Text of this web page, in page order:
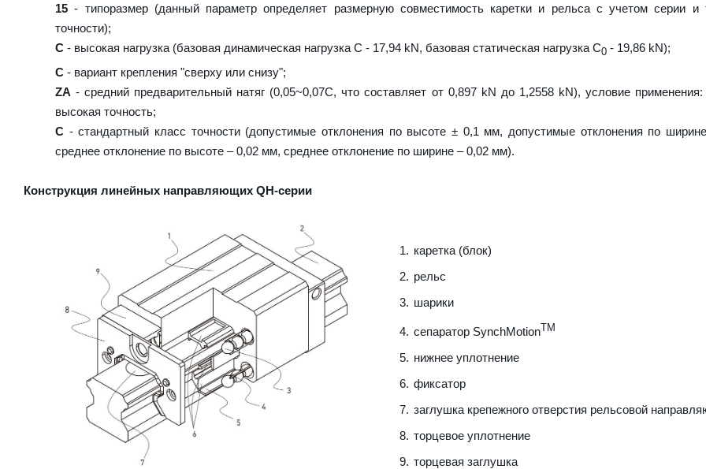
15 - типоразмер (данный параметр определяет размерную совместимость каретки и рельса с учетом серии и
точности);
C - высокая нагрузка (базовая динамическая нагрузка C - 17,94 kN, базовая статическая нагрузка С0 - 19,86 kN);
C - вариант крепления "сверху или снизу";
ZA - средний предварительный натяг (0,05~0,07C, что составляет от 0,897 kN до 1,2558 kN), условие применения:
высокая точность;
C - стандартный класс точности (допустимые отклонения по высоте ± 0,1 мм, допустимые отклонения по
среднее отклонение по высоте – 0,02 мм, среднее отклонение по ширине – 0,02 мм).
Конструкция линейных направляющих QН-серии
каретка (блок)
рельс
шарики
сепаратор SynchMotionTM
нижнее уплотнение
фиксатор
заглушка крепежного отверстия рельсовой
торцевое уплотнение
торцевая заглушка